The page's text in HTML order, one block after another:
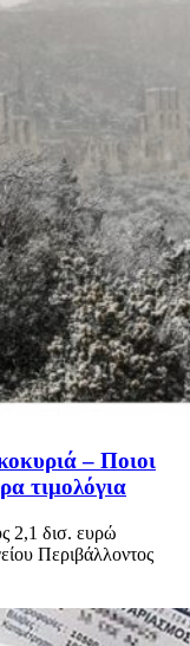
– Ποιοι
τιμολόγια
2,1 δισ. ευρώ
Περιβάλλοντος